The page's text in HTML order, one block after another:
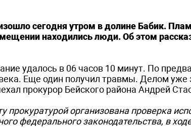
сегодня утром в долине Бабик.
находились люди. Об этом
удалось в 06 часов 10 минут. По
Еще один получил травмы. Делом
прокурор Бейского района Андрей
прокуратурой организована проверка
федерального законодательства, в